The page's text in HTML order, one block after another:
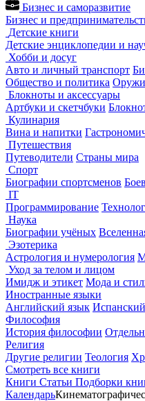
Бизнес и саморазвитие
Бизнес и
Детские книги
Детские энциклопедии и
Хобби и досуг
Авто и личный транспорт
Общество и политика
Блокноты и аксессуары
Артбуки и скетчбуки
Кулинария
Вина и напитки
Путешествия
Путеводители Страны мира
Спорт
Биографии спортсменов
IT
Программирование
Наука
Биографии учёных
Эзотерика
Астрология и нумерология
Уход за телом и лицом
Имидж и этикет Мода и
Иностранные языки
Английский язык
Философия
История философии
Религия
Другие религии Теология
Смотреть все книги
Книги Статьи Подборки
Календарь